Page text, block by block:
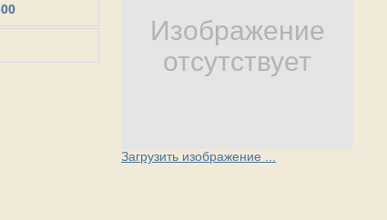
Изображение
отсутствует
Загрузить изображение ...